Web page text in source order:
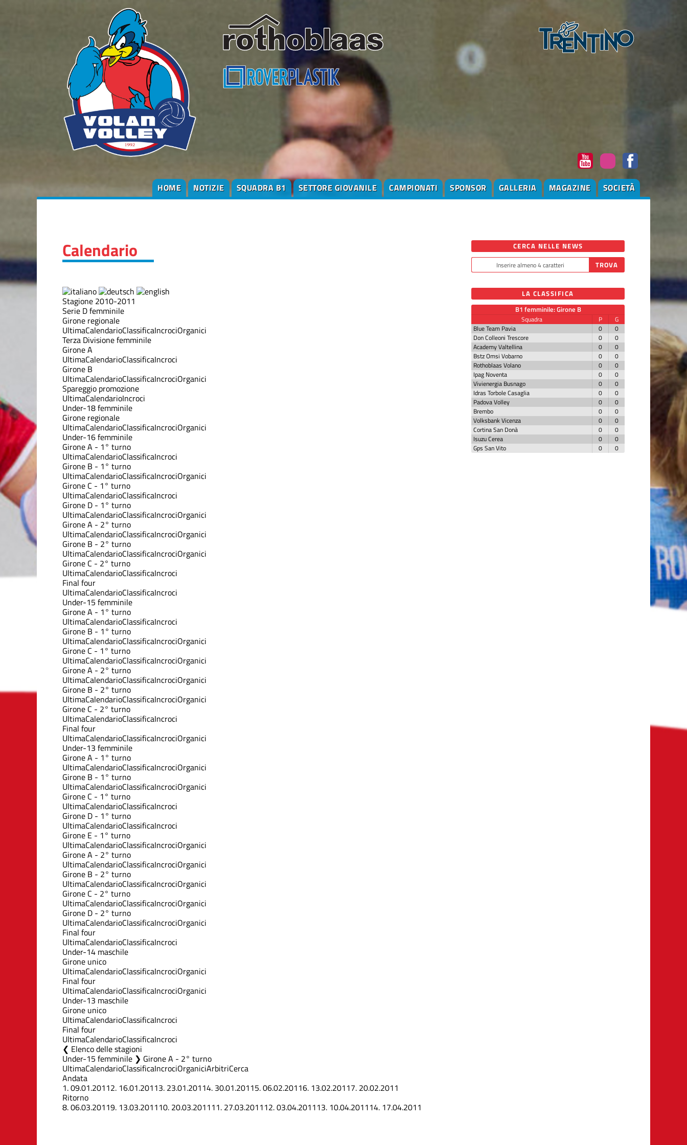
HOME NOTIZIE SQUADRA B1 SETTORE GIOVANILE CAMPIONATI SPONSOR GALLERIA MAGAZINE SOCIETÀ
Calendario
Stagione 2010-2011
Serie D femminile
Girone regionale
UltimaCalendarioClassificaIncrociOrganici
Terza Divisione femminile
Girone A
UltimaCalendarioClassificaIncroci
Girone B
UltimaCalendarioClassificaIncrociOrganici
Spareggio promozione
UltimaCalendarioIncroci
Under-18 femminile
Girone regionale
UltimaCalendarioClassificaIncrociOrganici
Under-16 femminile
Girone A - 1° turno
UltimaCalendarioClassificaIncroci
Girone B - 1° turno
UltimaCalendarioClassificaIncrociOrganici
Girone C - 1° turno
UltimaCalendarioClassificaIncroci
Girone D - 1° turno
UltimaCalendarioClassificaIncrociOrganici
Girone A - 2° turno
UltimaCalendarioClassificaIncrociOrganici
Girone B - 2° turno
UltimaCalendarioClassificaIncrociOrganici
Girone C - 2° turno
UltimaCalendarioClassificaIncroci
Final four
UltimaCalendarioClassificaIncroci
Under-15 femminile
Girone A - 1° turno
UltimaCalendarioClassificaIncroci
Girone B - 1° turno
UltimaCalendarioClassificaIncrociOrganici
Girone C - 1° turno
UltimaCalendarioClassificaIncrociOrganici
Girone A - 2° turno
UltimaCalendarioClassificaIncrociOrganici
Girone B - 2° turno
UltimaCalendarioClassificaIncrociOrganici
Girone C - 2° turno
UltimaCalendarioClassificaIncroci
Final four
UltimaCalendarioClassificaIncrociOrganici
Under-13 femminile
Girone A - 1° turno
UltimaCalendarioClassificaIncrociOrganici
Girone B - 1° turno
UltimaCalendarioClassificaIncrociOrganici
Girone C - 1° turno
UltimaCalendarioClassificaIncroci
Girone D - 1° turno
UltimaCalendarioClassificaIncroci
Girone E - 1° turno
UltimaCalendarioClassificaIncrociOrganici
Girone A - 2° turno
UltimaCalendarioClassificaIncrociOrganici
Girone B - 2° turno
UltimaCalendarioClassificaIncrociOrganici
Girone C - 2° turno
UltimaCalendarioClassificaIncrociOrganici
Girone D - 2° turno
UltimaCalendarioClassificaIncrociOrganici
Final four
UltimaCalendarioClassificaIncroci
Under-14 maschile
Girone unico
UltimaCalendarioClassificaIncrociOrganici
Final four
UltimaCalendarioClassificaIncrociOrganici
Under-13 maschile
Girone unico
UltimaCalendarioClassificaIncroci
Final four
UltimaCalendarioClassificaIncroci
Elenco delle stagioni
Under-15 femminile ❯ Girone A - 2° turno
UltimaCalendarioClassificaIncrociOrganiciArbitriCerca
Andata
1.09.01.20112. 16.01.20113. 23.01.20114. 30.01.20115.06.02.20116. 13.02.20117. 20.02.2011
Ritorno
8.06.03.20119. 13.03.201110. 20.03.201111. 27.03.201112.03.04.201113. 10.04.201114. 17.04.2011
CERCA NELLE NEWS
LA CLASSIFICA
B1 femminile: Girone B
Squadra P
G
Blue Team Pavia
0
0
Don Colleoni Trescore
0
0
Academy Valtellina
0
0
Bstz Omsi Vobarno
0
0
Rothoblaas Volano
0
0
Ipag Noventa
0
0
Vivienergia Busnago
0
0
Idras Torbole Casaglia
0
0
Padova Volley
0
0
Brembo
0
0
Volksbank Vicenza
0
0
Cortina San Donà
0
0
Isuzu Cerea
0
0
Gps San Vito
0 0